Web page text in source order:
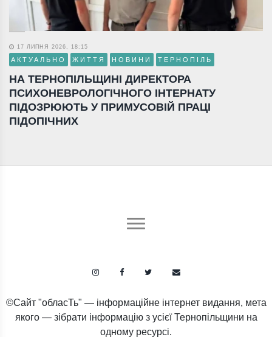
17 ЛИПНЯ 2026, 18:15
АКТУАЛЬНО ЖИТТЯ НОВИНИ ТЕРНОПІЛЬ
НА ТЕРНОПІЛЬЩИНІ ДИРЕКТОРА
ПСИХОНЕВРОЛОГІЧНОГО ІНТЕРНАТУ
ПІДОЗРЮЮТЬ У ПРИМУСОВІЙ ПРАЦІ
ПІДОПІЧНИХ
©Сайт "обласТь" — інформаційне інтернет видання, мета
якого — зібрати інформацію з усієї Тернопільщини на
одному ресурсі.